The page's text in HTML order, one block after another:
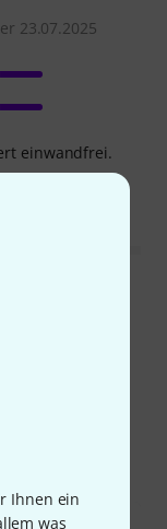
Ihnen ein
was
23.07.2025
einwandfrei.